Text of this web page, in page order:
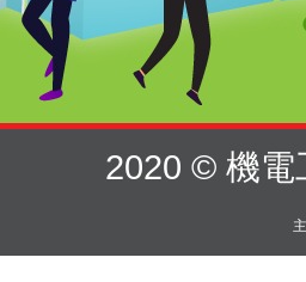
2020 © 機電